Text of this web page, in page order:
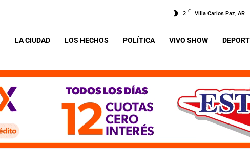
2 C Villa Carlos Paz, AR
LA CIUDAD LOS HECHOS POLÍTICA VIVO SHOW